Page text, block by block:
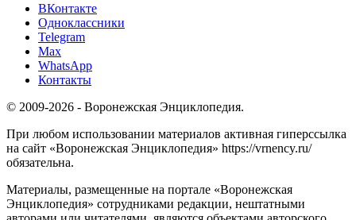
ВКонтакте
Одноклассники
Telegram
Max
WhatsApp
Контакты
© 2009-2026 - Воронежская Энциклопедия.
При любом использовании материалов активная гиперссылка
на сайт «Воронежская Энциклопедия» https://vrnency.ru/
обязательна.
Материалы, размещенные на портале «Воронежская
Энциклопедия» сотрудниками редакции, нештатными